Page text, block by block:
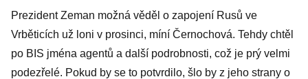
připraven
kandidovat na
prezidenta,
Prezident Zeman možná věděl o zapojení Rusů ve
Vrběticích už loni v prosinci, míní Černochová. Tehdy chtěl
po BIS jména agentů a další podrobnosti, což je prý velmi
podezřelé. Pokud by se to potvrdilo, šlo by z jeho strany o